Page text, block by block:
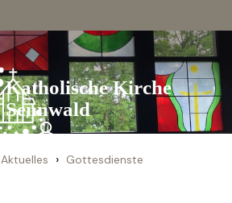
Aktuelles › Gottesdienste